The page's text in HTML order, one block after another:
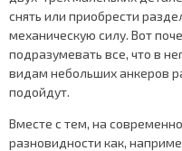
снять или приобрести
механическую силу. Вот
подразумевать все, что в
видам небольших анкеров
подойдут.
Вместе с тем, на
разновидности как,